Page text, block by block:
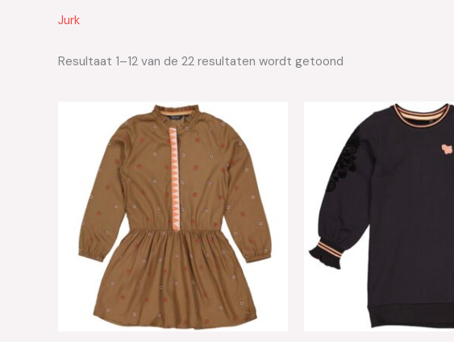
Jurk
Resultaat 1–12 van de 22 resultaten wordt getoond